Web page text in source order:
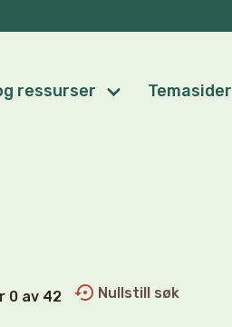
ressurser Temasider
0 av 42 Nullstill søk